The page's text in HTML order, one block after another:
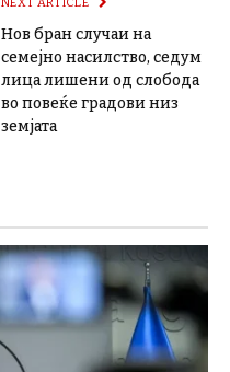
Нов бран случаи на
семејно насилство, седум
лица лишени од слобода
во повеќе градови низ
земјата